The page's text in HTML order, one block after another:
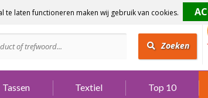
Zoeken
Tassen Textiel Top 10
te laten functioneren maken wij gebruik van cookies.